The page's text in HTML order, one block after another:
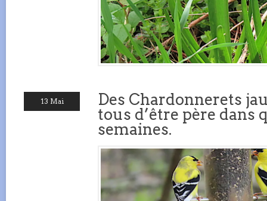
13 Mai
Des Chardonnerets
tous d’être père dans
semaines.